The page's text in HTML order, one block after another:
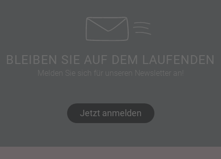
BLEIBEN SIE AUF DEM LAUFENDEN
Melden Sie sich für unseren Newsletter an!
Jetzt anmelden